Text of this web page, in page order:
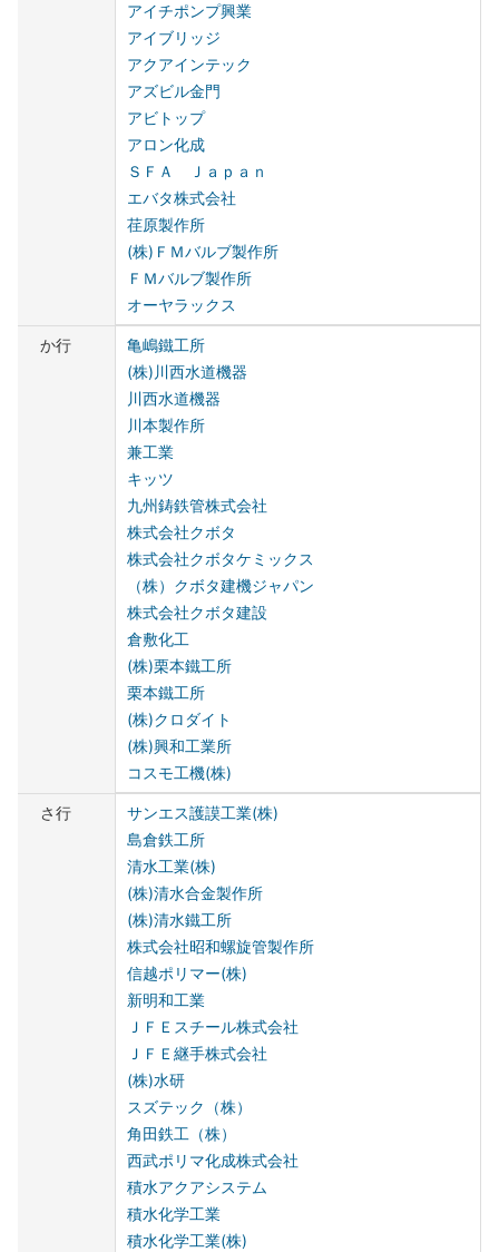
アイチポンプ興業
アイブリッジ
アクアインテック
アズビル金門
アビトップ
アロン化成
ＳＦＡ Ｊａｐａｎ
エバタ株式会社
荏原製作所
(株)ＦＭバルブ製作所
ＦＭバルブ製作所
オーヤラックス
か行
亀嶋鐵工所
(株)川西水道機器
川西水道機器
川本製作所
兼工業
キッツ
九州鋳鉄管株式会社
株式会社クボタ
株式会社クボタケミックス
（株）クボタ建機ジャパン
株式会社クボタ建設
倉敷化工
(株)栗本鐵工所
栗本鐵工所
(株)クロダイト
(株)興和工業所
コスモ工機(株)
さ行
サンエス護謨工業(株)
島倉鉄工所
清水工業(株)
(株)清水合金製作所
(株)清水鐵工所
株式会社昭和螺旋管製作所
信越ポリマー(株)
新明和工業
ＪＦＥスチール株式会社
ＪＦＥ継手株式会社
(株)水研
スズテック（株）
角田鉄工（株）
西武ポリマ化成株式会社
積水アクアシステム
積水化学工業
積水化学工業(株)